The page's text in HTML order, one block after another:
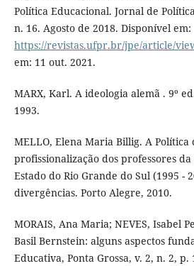
Política Educacional. Jornal de
n. 16. Agosto de 2018. Disponível em:
https://revistas.ufpr.br/jpe/article/
em: 11 out. 2021.
MARX, Karl. A ideologia alemã . 9º
1993.
MELLO, Elena Maria Billig. A Política
profissionalização dos professores da
Estado do Rio Grande do Sul (1995 -
divergências. Porto Alegre, 2010.
MORAIS, Ana Maria; NEVES, Isabel
Basil Bernstein: alguns aspectos
Educativa, Ponta Grossa, v. 2, n. 2, p.